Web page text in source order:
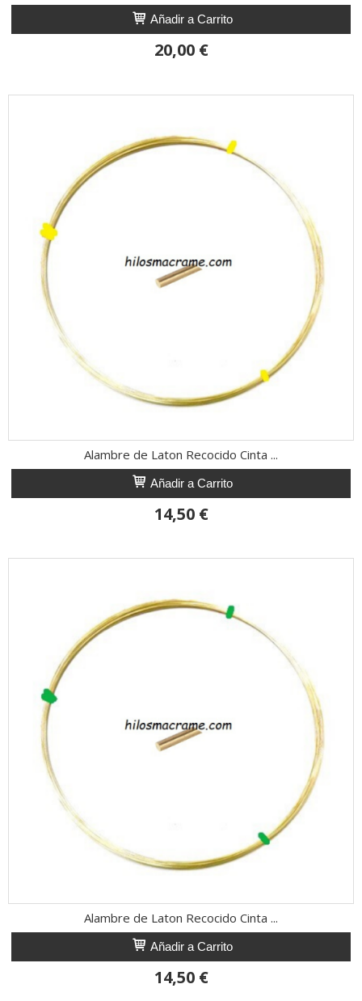
Añadir a Carrito
20,00 €
Alambre de Laton Recocido Cinta ...
Añadir a Carrito
14,50 €
Alambre de Laton Recocido Cinta ...
Añadir a Carrito
14,50 €